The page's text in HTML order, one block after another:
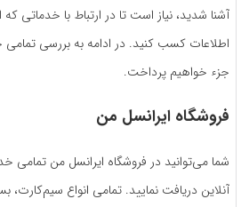
آشنا شدید، نیاز است تا در ارتباط با خدماتی که
اطلاعات کسب کنید. در ادامه به بررسی
جزء خواهیم پرداخت.
فروشگاه ایرانسل من
شما می‌توانید در فروشگاه ایرانسل من
آنلاین دریافت نمایید. تمامی انواع سیم‌کارت،